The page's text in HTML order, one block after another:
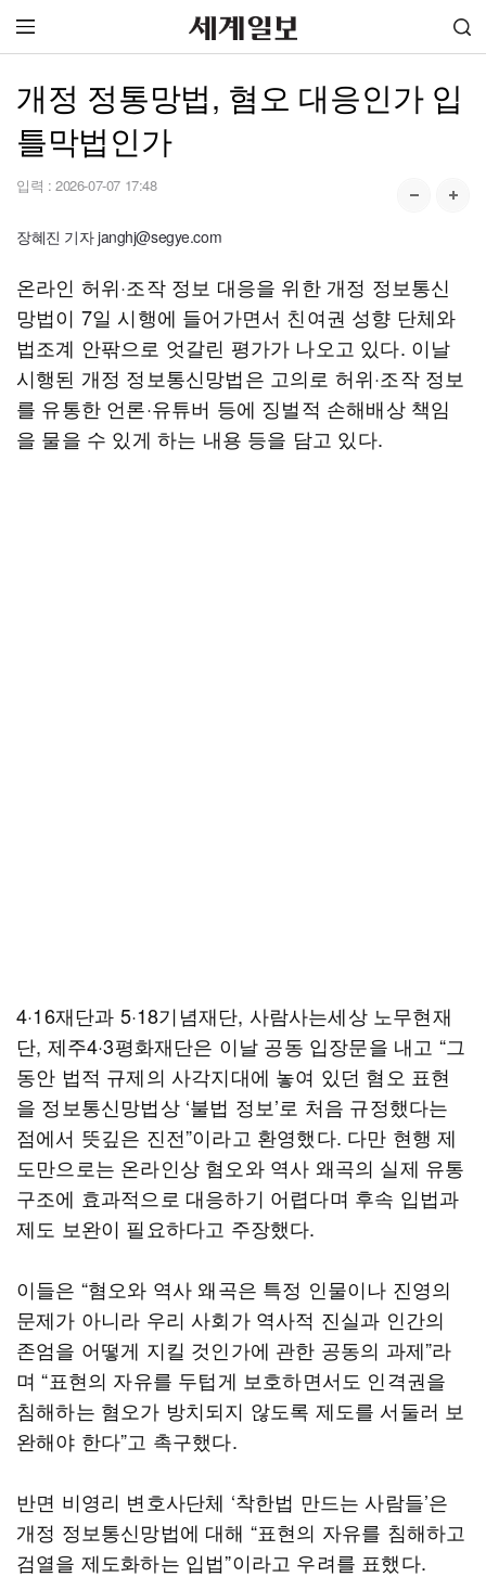
개정 정통망법, 혐오 대응인가 입
틀막법인가
입력 : 2026-07-07 17:48
장혜진 기자 janghj@segye.com
온라인 허위·조작 정보 대응을 위한 개정 정보통신
망법이 7일 시행에 들어가면서 친여권 성향 단체와
법조계 안팎으로 엇갈린 평가가 나오고 있다. 이날
시행된 개정 정보통신망법은 고의로 허위·조작 정보
를 유통한 언론·유튜버 등에 징벌적 손해배상 책임
을 물을 수 있게 하는 내용 등을 담고 있다.
4·16재단과 5·18기념재단, 사람사는세상 노무현재
단, 제주4·3평화재단은 이날 공동 입장문을 내고 “그
동안 법적 규제의 사각지대에 놓여 있던 혐오 표현
을 정보통신망법상 ‘불법 정보’로 처음 규정했다는
점에서 뜻깊은 진전”이라고 환영했다. 다만 현행 제
도만으로는 온라인상 혐오와 역사 왜곡의 실제 유통
구조에 효과적으로 대응하기 어렵다며 후속 입법과
제도 보완이 필요하다고 주장했다.
이들은 “혐오와 역사 왜곡은 특정 인물이나 진영의
문제가 아니라 우리 사회가 역사적 진실과 인간의
존엄을 어떻게 지킬 것인가에 관한 공동의 과제”라
며 “표현의 자유를 두텁게 보호하면서도 인격권을
침해하는 혐오가 방치되지 않도록 제도를 서둘러 보
완해야 한다”고 촉구했다.
반면 비영리 변호사단체 ‘착한법 만드는 사람들’은
개정 정보통신망법에 대해 “표현의 자유를 침해하고
검열을 제도화하는 입법”이라고 우려를 표했다.